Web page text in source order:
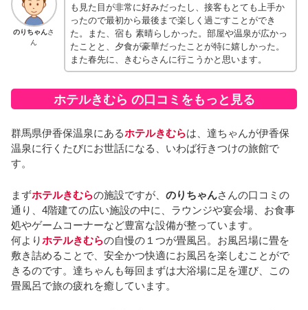
のりちゃんさ
ん
も見た目が非常に好みだったし、接客もとても上手か
ったので最初から最後まで楽しく過ごすことができ
た。また、宿も 素晴らしかった。部屋や温泉が広かっ
たことと、夕食が豪華だったことが特に嬉しかった。
また春先に、きむらさんに行こうかと思います。
ホテルきむら の口コミをもっと見る
群馬県伊香保温泉にあるホテルきむらは、達ちゃんが伊香保
温泉に行くたびにお世話になる、いわば行きつけの旅館で
す。
まずホテルきむらの施設ですが、 のりちゃんさんの口コミの
通り、4階建ての広い施設の中に、ラウンジや宴会場、お食事
処やゲームコーナーなど豊富な設備が整っています。
何よりホテルきむらの自慢の１つが畳風呂。お風呂場に畳を
敷き詰めることで、安全かつ快適にお風呂を楽しむことがで
きるのです。達ちゃんも毎回まずは大浴場に足を運び、この
畳風呂で旅の疲れを癒しています。